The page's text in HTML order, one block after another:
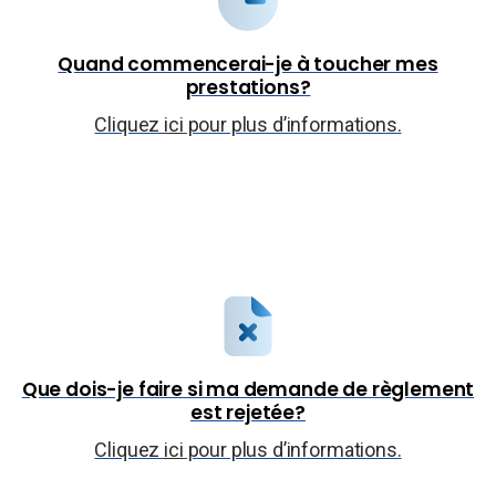
Quand commencerai-je à toucher mes
prestations?
Cliquez ici pour plus d’informations.
Que dois-je faire si ma demande de règlement
est rejetée?
Cliquez ici pour plus d’informations.